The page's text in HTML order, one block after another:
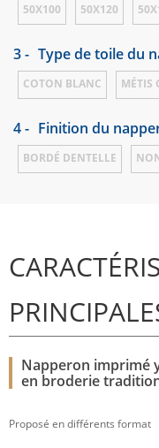
50X100 50X120
3 - Type de toile du
COTON BLANC MÉTIS
4 - Finition du
BORDÉ DENTELLE
Napperon imprimé
en broderie
Proposé en différents format